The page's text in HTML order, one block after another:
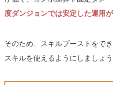
度ダンジョンでは安定した運用
そのため、スキルブーストをで
スキルを使えるようにしましょう